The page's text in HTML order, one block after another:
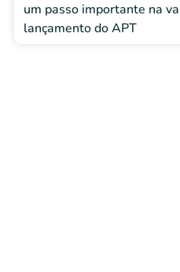
um passo importante na
lançamento do APT